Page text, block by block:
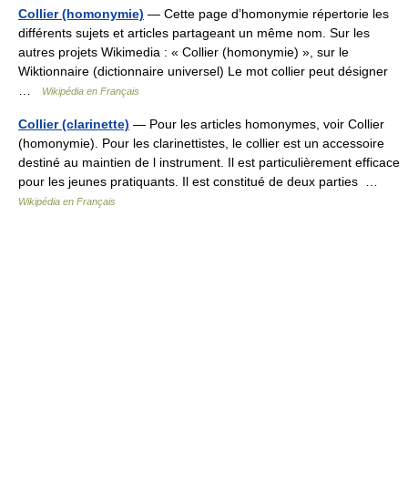
Collier (homonymie) — Cette page d’homonymie répertorie les
différents sujets et articles partageant un même nom. Sur les
autres projets Wikimedia : « Collier (homonymie) », sur le
Wiktionnaire (dictionnaire universel) Le mot collier peut désigner
Wikipédia en Français
Collier (clarinette) — Pour les articles homonymes, voir Collier
(homonymie). Pour les clarinettistes, le collier est un accessoire
destiné au maintien de l instrument. Il est particulièrement efficace
pour les jeunes pratiquants. Il est constitué de deux parties …
Wikipédia en Français